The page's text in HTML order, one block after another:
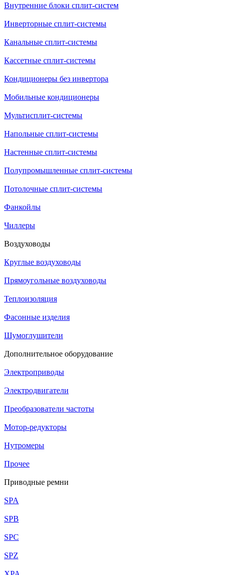
Внутренние блоки сплит-систем
Инверторные сплит-системы
Канальные сплит-системы
Кассетные сплит-системы
Кондиционеры без инвертора
Мобильные кондиционеры
Мультисплит-системы
Напольные сплит-системы
Настенные сплит-системы
Полупромышленные сплит-системы
Потолочные сплит-системы
Фанкойлы
Чиллеры
Воздуховоды
Круглые воздуховоды
Прямоугольные воздуховоды
Теплоизоляция
Фасонные изделия
Шумоглушители
Дополнительное оборудование
Электроприводы
Электродвигатели
Преобразователи частоты
Мотор-редукторы
Нутромеры
Прочее
Приводные ремни
SPA
SPB
SPC
SPZ